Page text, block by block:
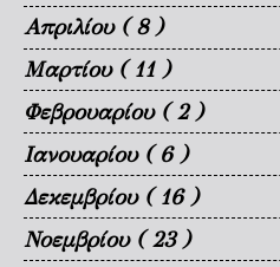
Απριλίου ( 8 )
Μαρτίου ( 11 )
Φεβρουαρίου ( 2 )
Ιανουαρίου ( 6 )
Δεκεμβρίου ( 16 )
Νοεμβρίου ( 23 )